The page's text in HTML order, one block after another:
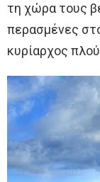
τη χώρα τους
περασμένες
κυρίαρχος